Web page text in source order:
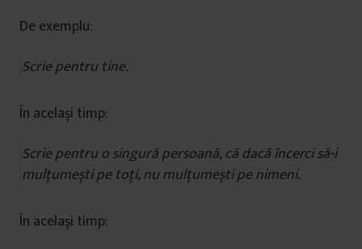
De exemplu:
Scrie pentru tine.
În același timp:
Scrie pentru o singură persoană, că dacă încerci să-i
mulțumești pe toți, nu mulțumești pe nimeni.
În același timp: